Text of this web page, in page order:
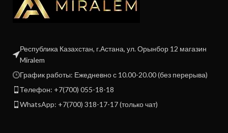
Республика Казахстан, г.Астана, ул. Орынбор 12 магазин
Miralem
График работы: Ежедневно с 10.00-20.00 (без перерыва)
Телефон: +7(700) 055-18-18
WhatsApp: +7(700) 318-17-17 (только чат)